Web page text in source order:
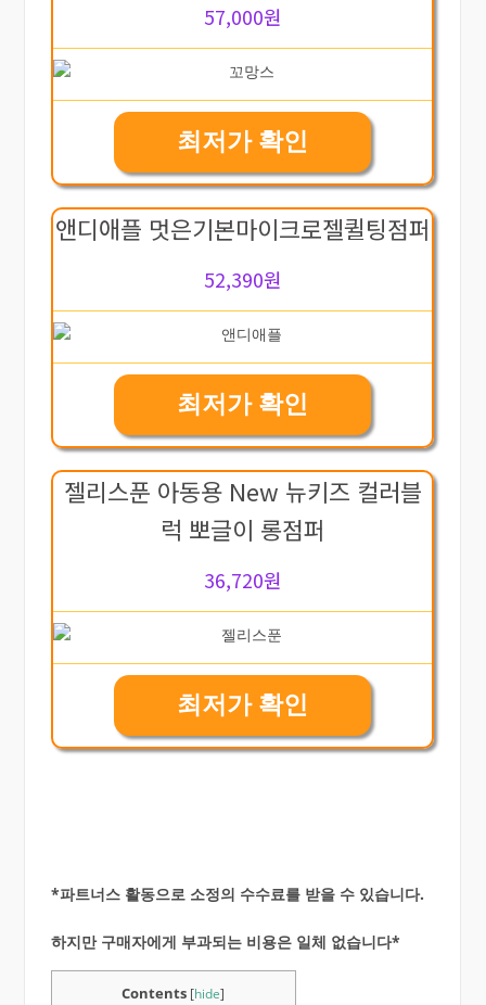
57,000원
최저가 확인
앤디애플 멋은기본마이크로젤퀼팅점퍼
52,390원
최저가 확인
젤리스푼 아동용 New 뉴키즈 컬러블
럭 뽀글이 롱점퍼
36,720원
최저가 확인
*파트너스 활동으로 소정의 수수료를 받을 수 있습니다.
하지만 구매자에게 부과되는 비용은 일체 없습니다*
Contents [hide]